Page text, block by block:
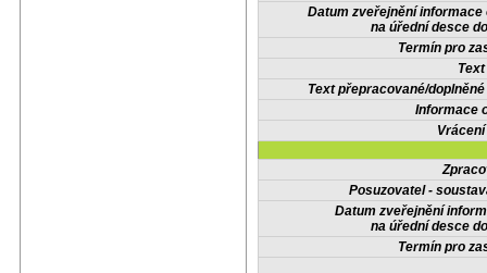
Datum zveřejnění informace
na úřední desce
Termín pro
Text přepracované/
Informace
Posuzovatel -
Datum zveřejnění
na úřední desce
Termín pro